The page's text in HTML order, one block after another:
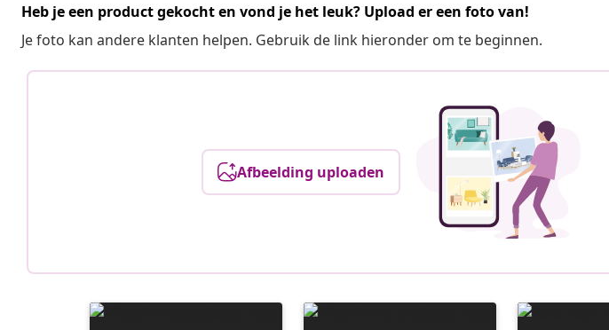
Heb je een product gekocht en vond je het leuk? Upload er een foto van!
Je foto kan andere klanten helpen. Gebruik de link hieronder om te beginnen.
Afbeelding uploaden